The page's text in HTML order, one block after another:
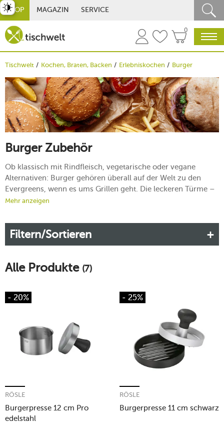
SHOP MAGAZIN SERVICE
0
Tischwelt Kochen, Braten, Backen Erlebniskochen Burger
Burger Zubehör
Ob klassisch mit Rindfleisch, vegetarische oder vegane
Alternativen: Burger gehören überall auf der Welt zu den
Evergreens, wenn es ums Grillen geht. Die leckeren Türme –
bestehend aus Brötchen, Patty, Salat und diversen anderen
aufgerissene Münder, sondern auch für wohlige
Schmatzgeräuscheund volle Bäuche. Wenn Sie den beliebten
Fast-Food-Klassiker zu Hause selbst zubereiten möchten,
Burger-Zubehör.
Mehr anzeigen
Filtern/Sortieren
Alle Produkte (7)
- 20%
Burgerpresse 12 cm Pro
edelstahl
RÖSLE
- 25%
Burgerpresse 11 cm schwarz
RÖSLE
umschalten